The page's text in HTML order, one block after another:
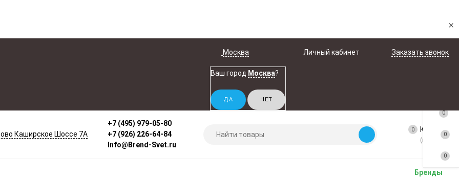
×
Москва
Ваш город Москва?
Личный кабинет Заказать звонок
Каширское Шоссе 7А
+7 (495) 979-05-80
+7 (926) 226-64-84
Info@Brend-Svet.ru
0 Корзина
(пусто)
Бренды
0
0
0